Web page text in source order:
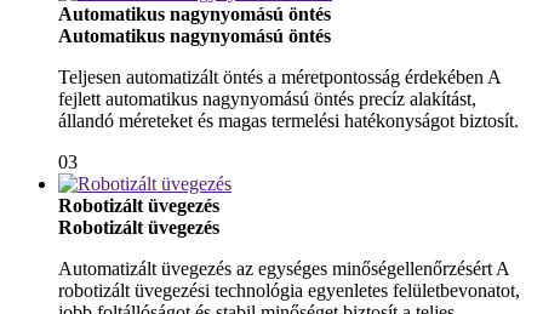
Automatikus nagynyomású öntés
Automatikus nagynyomású öntés
Teljesen automatizált öntés a méretpontosság érdekében A
fejlett automatikus nagynyomású öntés precíz alakítást,
állandó méreteket és magas termelési hatékonyságot biztosít.
03
Robotizált üvegezés
Robotizált üvegezés
Automatizált üvegezés az egységes minőségellenőrzésért A
robotizált üvegezési technológia egyenletes felületbevonatot,